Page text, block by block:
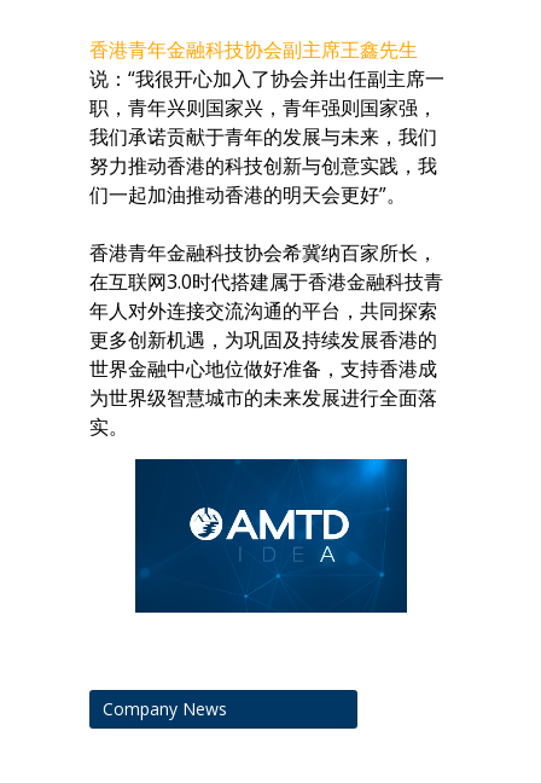
香港青年金融科技协会副主席王鑫先生
说：“我很开心加入了协会并出任副主席一
职，青年兴则国家兴，青年强则国家强，
我们承诺贡献于青年的发展与未来，我们
努力推动香港的科技创新与创意实践，我
们一起加油推动香港的明天会更好”。
香港青年金融科技协会希冀纳百家所长，
在互联网3.0时代搭建属于香港金融科技青
年人对外连接交流沟通的平台，共同探索
更多创新机遇，为巩固及持续发展香港的
世界金融中心地位做好准备，支持香港成
为世界级智慧城市的未来发展进行全面落
实。
Company News